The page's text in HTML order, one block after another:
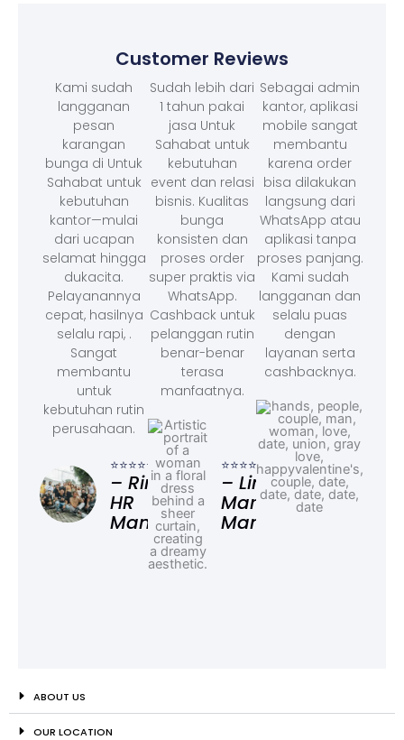
Customer Reviews
Kami sudah
langganan
pesan
karangan
bunga di Untuk
Sahabat untuk
kebutuhan
kantor—mulai
dari ucapan
selamat hingga
dukacita.
Pelayanannya
cepat, hasilnya
selalu rapi, .
Sangat
membantu
untuk
kebutuhan rutin
perusahaan.
⭐⭐⭐⭐⭐
– Rina,
HR
Manager
Sudah lebih dari
1 tahun pakai
jasa Untuk
Sahabat untuk
kebutuhan
event dan relasi
bisnis. Kualitas
bunga
konsisten dan
proses order
super praktis via
WhatsApp.
Cashback untuk
pelanggan rutin
benar-benar
terasa
manfaatnya.
⭐⭐⭐⭐⭐
– Linda,
Marketing
Manager
Sebagai admin
kantor, aplikasi
mobile sangat
membantu
karena order
bisa dilakukan
langsung dari
WhatsApp atau
aplikasi tanpa
proses panjang.
Kami sudah
langganan dan
selalu puas
dengan
layanan serta
cashbacknya.
ABOUT US
OUR LOCATION